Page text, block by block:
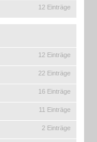
12 Einträge
12 Einträge
22 Einträge
16 Einträge
11 Einträge
2 Einträge